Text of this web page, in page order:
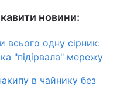
новини:
всього одну сірник:
"підірвала" мережу
в чайнику без